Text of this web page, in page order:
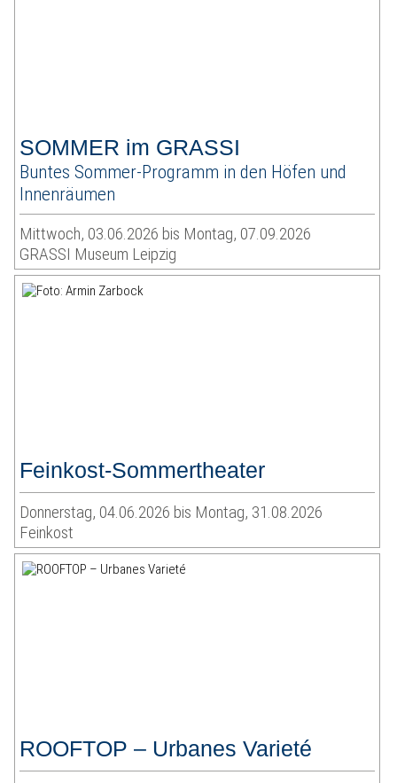
SOMMER im GRASSI
Buntes Sommer-Programm in den Höfen und
Innenräumen
Mittwoch, 03.06.2026 bis Montag, 07.09.2026
GRASSI Museum Leipzig
Feinkost-Sommertheater
Donnerstag, 04.06.2026 bis Montag, 31.08.2026
Feinkost
ROOFTOP – Urbanes Varieté